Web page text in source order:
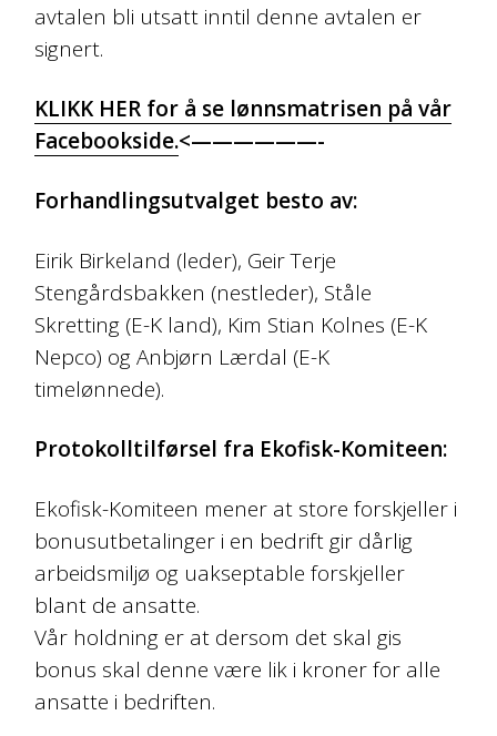
avtalen bli utsatt inntil denne avtalen er
signert.
KLIKK HER for å se lønnsmatrisen på vår
Facebookside.<——————-
Forhandlingsutvalget besto av:
Eirik Birkeland (leder), Geir Terje
Stengårdsbakken (nestleder), Ståle
Skretting (E-K land), Kim Stian Kolnes (E-K
Nepco) og Anbjørn Lærdal (E-K
timelønnede).
Protokolltilførsel fra Ekofisk-Komiteen:
Ekofisk-Komiteen mener at store forskjeller i
bonusutbetalinger i en bedrift gir dårlig
arbeidsmiljø og uakseptable forskjeller
blant de ansatte.
Vår holdning er at dersom det skal gis
bonus skal denne være lik i kroner for alle
ansatte i bedriften.